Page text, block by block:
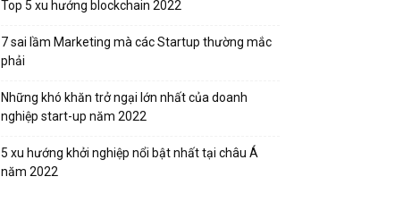
Top 5 xu hướng blockchain 2022
7 sai lầm Marketing mà các Startup thường mắc
phải
Những khó khăn trở ngại lớn nhất của doanh
nghiệp start-up năm 2022
5 xu hướng khởi nghiệp nổi bật nhất tại châu Á
năm 2022